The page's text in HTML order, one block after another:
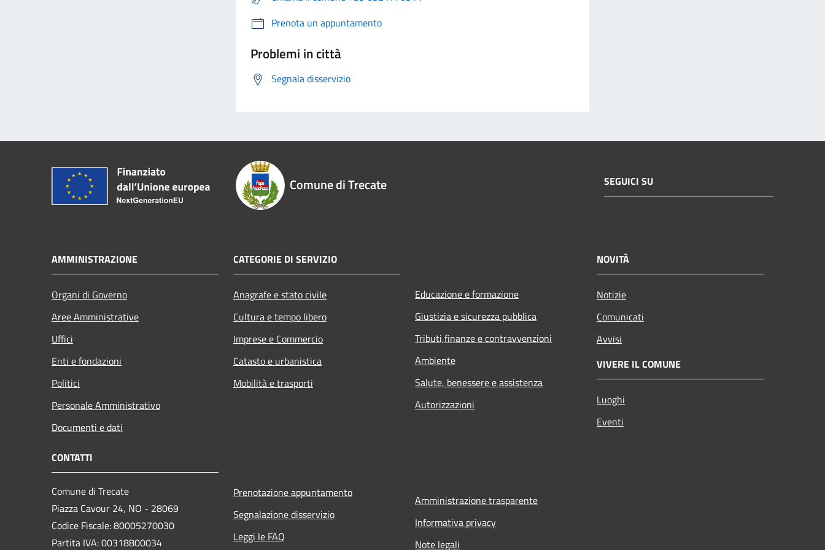
Prenota un appuntamento
Problemi in città
Segnala disservizio
Comune di Trecate SEGUICI SU
AMMINISTRAZIONE
Organi di Governo
Aree Amministrative
Uffici
Enti e fondazioni
Politici
Personale Amministrativo
Documenti e dati
CATEGORIE DI SERVIZIO
Anagrafe e stato civile
Cultura e tempo libero
Imprese e Commercio
Catasto e urbanistica
Mobilità e trasporti
Educazione e formazione
Giustizia e sicurezza pubblica
Tributi,finanze e contravvenzioni
Ambiente
Salute, benessere e assistenza
Autorizzazioni
NOVITÀ
Notizie
Comunicati
Avvisi
VIVERE IL COMUNE
Luoghi
Eventi
CONTATTI
Comune di Trecate
Piazza Cavour 24, NO - 28069
Codice Fiscale: 80005270030
Partita IVA: 00318800034
Prenotazione appuntamento
Segnalazione disservizio
Leggi le FAQ
Amministrazione trasparente
Informativa privacy
Note legali